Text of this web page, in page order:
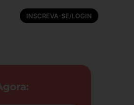
INSCREVA-SE/LOGIN